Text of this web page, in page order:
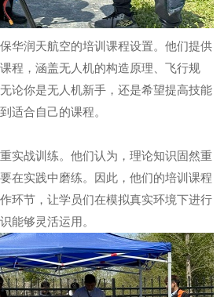
华润天航空的培训课程设置。他们提供
程，涵盖无人机的构造原理、飞行规
论你是无人机新手，还是希望提高技能
适合自己的课程。
实战训练。他们认为，理论知识固然重
在实践中磨练。因此，他们的培训课程
环节，让学员们在模拟真实环境下进行
能够灵活运用。